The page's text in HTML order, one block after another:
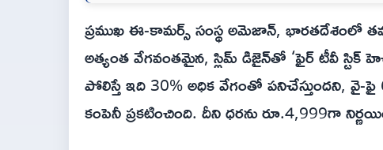
ప్రముఖ ఈ-కామర్స్ సంస్థ అమెజాన్, భారతదేశంలో
అత్యంత వేగవంతమైన, స్లిమ్ డిజైన్‌తో ‘ఫైర్ టీవీ స్టిక్
పోలిస్తే ఇది 30% అధిక వేగంతో పనిచేస్తుందని, వై-ఫై
కంపెనీ ప్రకటించింది. దీని ధరను రూ.4,999గా